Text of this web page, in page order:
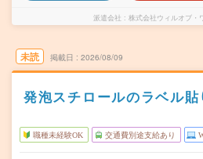
派遣会社 株式会社ウィルオブ
未読 掲載日 2026/08/09
発泡スチロールのラベル
職種未経験OK 交通費別途支給あり